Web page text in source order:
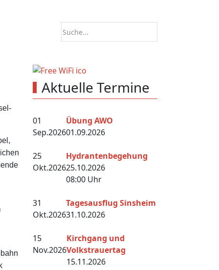
Aktuelle Termine
01
Sep.2026
Übung AWO
01.09.2026
25
Okt.2026
Hydrantenbegehung
25.10.2026
08:00 Uhr
31
Okt.2026
Tagesausflug Sinsheim
31.10.2026
15
Nov.2026
Kirchgang und
Volkstrauertag
15.11.2026